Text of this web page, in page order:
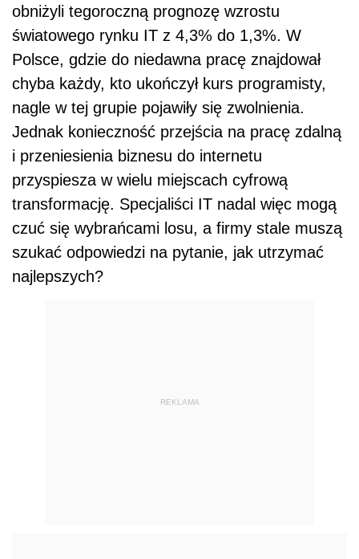
obniżyli tegoroczną prognozę wzrostu
światowego rynku IT z 4,3% do 1,3%. W
Polsce, gdzie do niedawna pracę znajdował
chyba każdy, kto ukończył kurs programisty,
nagle w tej grupie pojawiły się zwolnienia.
Jednak konieczność przejścia na pracę zdalną
i przeniesienia biznesu do internetu
przyspiesza w wielu miejscach cyfrową
transformację. Specjaliści IT nadal więc mogą
czuć się wybrańcami losu, a firmy stale muszą
szukać odpowiedzi na pytanie, jak utrzymać
najlepszych?
REKLAMA